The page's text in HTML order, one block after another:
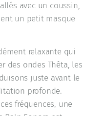
avec un coussin,
un petit masque
relaxante qui
des ondes Thêta, les
juste avant le
profonde.
fréquences, une